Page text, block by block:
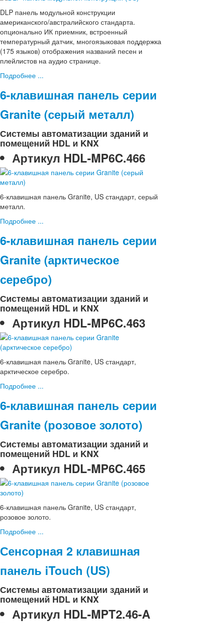
DLP панель модульной конструкции
американского/австралийского стандарта.
опционально ИК приемник, встроенный
температурный датчик, многоязыковая поддержка
(175 языков) отображения названий песен и
плейлистов на аудио странице.
Подробнее ...
6-клавишная панель серии
Granite (серый металл)
Системы автоматизации зданий и
помещений HDL и KNX
Артикул HDL-MP6C.466
6-клавишная панель Granite, US стандарт, серый
металл.
Подробнее ...
6-клавишная панель серии
Granite (арктическое
серебро)
Системы автоматизации зданий и
помещений HDL и KNX
Артикул HDL-MP6C.463
6-клавишная панель Granite, US стандарт,
арктическое серебро.
Подробнее ...
6-клавишная панель серии
Granite (розовое золото)
Системы автоматизации зданий и
помещений HDL и KNX
Артикул HDL-MP6C.465
6-клавишная панель Granite, US стандарт,
розовое золото.
Подробнее ...
Сенсорная 2 клавишная
панель iTouch (US)
Системы автоматизации зданий и
помещений HDL и KNX
Артикул HDL-MPT2.46-A